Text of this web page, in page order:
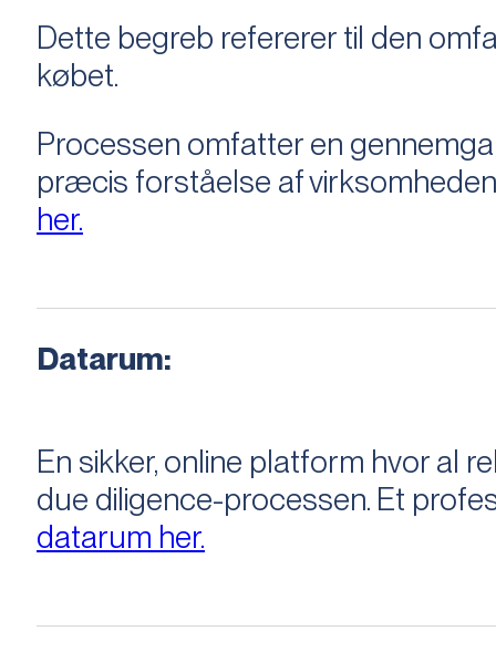
Dette begreb refererer til den
købet.
Processen omfatter en
præcis forståelse af
her.
Datarum:
En sikker, online platform hvor al
due diligence-processen. Et
datarum her.